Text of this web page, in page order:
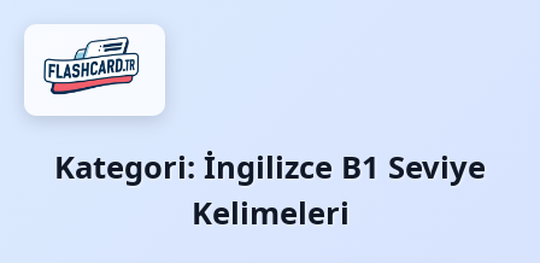
Kategori: İngilizce B1 Seviye
Kelimeleri